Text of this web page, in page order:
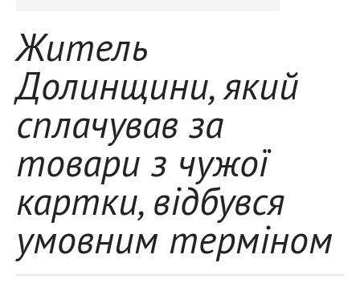
Житель
Долинщини, який
сплачував за
товари з чужої
картки, відбувся
умовним терміном